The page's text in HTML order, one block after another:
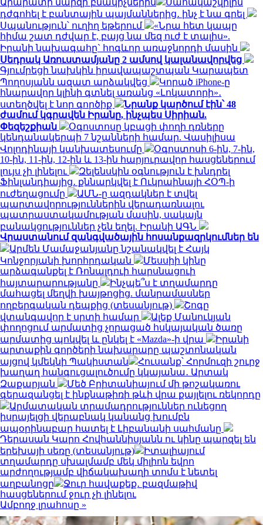
դժգոհել է բանտային պայմաններից․ ինչ է նա գրել
Սպանություն՝ ուղիղ եթերում
«Նրա հետ կապը
հիմա շատ դժվար է, բայց նա մեզ ուժ է տալիս».
Իրանի նախագահը` հոգևոր առաջնորդի մասին
Սեդրակ Առուստամյանը 2 ամսով կալանավորվեց
Գյումրեցի նախկին իրավապաշտպան Կարապետ
Պողոսյանն ազատ արձակվեց
Կորած iPhone-ը
հնարավոր կլինի գտնել առանց «Լոկատորի»․
ստեղծվել է նոր գործիք
Նրանք կարծում էին՝ 48
ժամում կգրավեն Իրանը, ինչպես Սիրիան.
Փեզեշքիան
Օգոստոսը կբացի փողի դռները
կենդանակերպի 7 նշանների համար. Վասիլիսա
Վոլոդինայի կանխատեսումը
Օգոստոսի 6-ին, 7-ին,
10-ին, 11-ին, 12-ին և 13-ին հարյուրավոր հասցեներում
լույս չի լինելու
Զելենսկին օգնություն է խնդրել
Ֆինլանդիայից․ քննարկվել է Ուկրաինայի ՀՕՊ-ի
ուժեղացումը
ԱՄՆ-ը ազդակներ է տվել
պարտավորություններին վերադառնալու
պատրաստակամության մասին, սակայն
բանակցություններ չեն եղել. Իրանի ԱԳՆ
Վրաստանում զանգվածային հոսանքազրկումներ են
Արմեն Մամաջանյանը նշանակվել է Հայկ
Կոնջորյանի խորհրդական
Մեսսիի կինը
արձագանքել է Ռոնալդուի հարսնացուի
հայտարարությանը
Ինչպե՞ս է տղամարդը
մահացել մեղվի խայթոցից. մանրամասներ
ողբերգական դեպքից (տեսանյութ)
Շոգը
վտանգավոր է սրտի համար
Ալեք Մանուկյան
փողոցում արմատից չորացած հսկայական ծառը
արմատից պոկվել և ընկել է «Mazda»-ի վրա
Իրանի
արտաքին գործերի նախարարը պաշտոնական
այցով կմեկնի Պակիստան
Հուսանք՝ Հորմուզի շուրջ
խաղաղ հանգուցալուծումը կկայանա․ Արտակ
Զաքարյան
Մեծ Բրիտանիայում մի թոշակառու
գերազանցել է ինքնաթիռի թևի վրա քայլելու ռեկորդը
Արմատական տրամադրություններ ունեցող
իսրայելցի վերաբնակ կանանց խումբն
ապօրինաբար հատել է Լիբանանի սահմանը
Դերասան Կարո Հովհաննիսյանն ու կինը պարզել են
երեխայի սեռը (տեսանյութ)
Իտալիայում
տղամարդը սխալմամբ մեկ միլիոն եվրո
արժողությամբ վիճակախաղի տոմս է նետել
աղբանոցը
Ջուր հավաքեք․ բազմաթիվ
հասցեներում ջուր չի լինելու
Ամբողջ լրահոսը »